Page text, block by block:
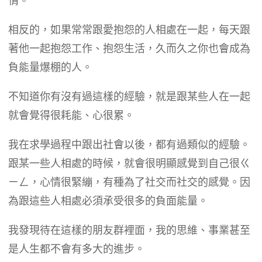
相反的，如果常常跟愛抱怨的人相處在一起，每天跟
著他一起抱怨工作、抱怨生活，久而久之你也會成為
負能量爆棚的人。
不知道你有沒有過這樣的經驗，就是跟某些人在一起
就會覺得很耗能、心很累。
我在求學過程中跟出社會以後，都有過類似的經驗。
跟某一些人相處的時候，就會很明顯感覺到自己很ㄍ
ㄧㄥ，心情很緊繃，有種為了社交而社交的感覺。因
為跟這些人相處必須承受很多的負面能量。
我發現待在這樣的朋友群裡面，我的思維、事業甚至
是人生都不會有多大的進步。